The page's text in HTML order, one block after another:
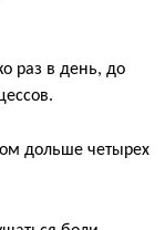
раз в день, до
дольше четырех